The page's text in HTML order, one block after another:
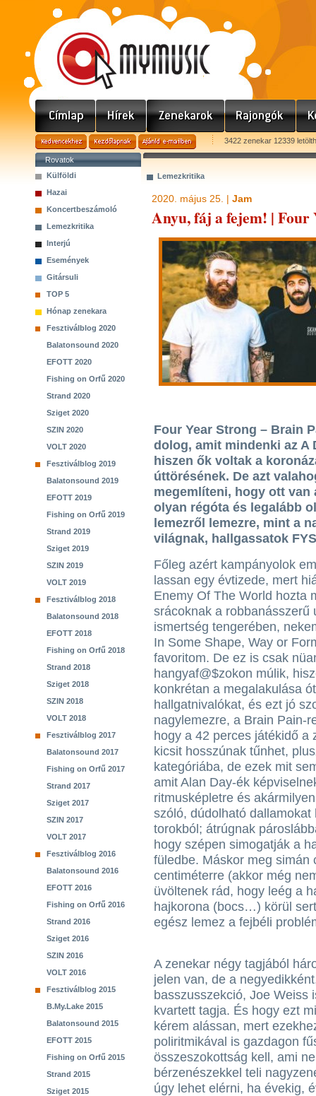
3422 zenekar 12339
Rovatok
Külföldi
Hazai
Koncertbeszámoló
Lemezkritika
Interjú
Események
Gitársuli
TOP 5
Hónap zenekara
Fesztiválblog 2020
Balatonsound 2020
EFOTT 2020
Fishing on Orfű 2020
Strand 2020
Sziget 2020
SZIN 2020
VOLT 2020
Fesztiválblog 2019
Balatonsound 2019
EFOTT 2019
Fishing on Orfű 2019
Strand 2019
Sziget 2019
SZIN 2019
VOLT 2019
Fesztiválblog 2018
Balatonsound 2018
EFOTT 2018
Fishing on Orfű 2018
Strand 2018
Sziget 2018
SZIN 2018
VOLT 2018
Fesztiválblog 2017
Balatonsound 2017
Fishing on Orfű 2017
Strand 2017
Sziget 2017
SZIN 2017
VOLT 2017
Fesztiválblog 2016
Balatonsound 2016
EFOTT 2016
Fishing on Orfű 2016
Strand 2016
Sziget 2016
SZIN 2016
VOLT 2016
Fesztiválblog 2015
B.My.Lake 2015
Balatonsound 2015
EFOTT 2015
Fishing on Orfű 2015
Strand 2015
Sziget 2015
Lemezkritika
2020. május 25. | Jam
Anyu, fáj a fejem! | Four
Four Year Strong – Brain
dolog, amit mindenki az A
hiszen ők voltak a
úttörésének. De azt
megemlíteni, hogy ott van
olyan régóta és legalább
lemezről lemezre, mint a
világnak, hallgassatok
Főleg azért kampányolok
lassan egy évtizede, mert
Enemy Of The World hozta
srácoknak a robbanásszerű
ismertség tengerében,
In Some Shape, Way or
favoritom. De ez is csak
hangyaf@$zokon múlik,
konkrétan a megalakulása
hallgatnivalókat, és ezt jó
nagylemezre, a Brain Pain-
hogy a 42 perces játékidő a
kicsit hosszúnak tűnhet,
kategóriába, de ezek mit
amit Alan Day-ék
ritmusképletre és
szóló, dúdolható
torokból; átrúgnak
hogy szépen simogatják a
füledbe. Máskor meg simán
centiméterre (akkor még
üvöltenek rád, hogy leég a
hajkorona (bocs…) körül
egész lemez a fejbéli
A zenekar négy tagjából
jelen van, de a
basszusszekció, Joe Weiss
kvartett tagja. És hogy ezt
kérem alássan, mert
poliritmikával is gazdagon
összeszokottság kell, ami
bérzenészekkel teli
úgy lehet elérni, ha évekig,